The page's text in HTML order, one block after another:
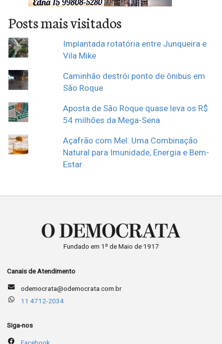
Posts mais visitados
Implantada rotatória entre Junqueira e
Vila Mike
Caminhão destrói ponto de ônibus em
São Roque
Aposta de São Roque quase leva os R$
54 milhões da Mega-Sena
Açafrão com Mel: Uma Combinação
Natural para Imunidade, Energia e Bem-
Estar
Fundado em 1º de Maio de 1917
Canais de Atendimento
odemocrata@odemocrata.com.br
11 4712-2034
Siga-nos